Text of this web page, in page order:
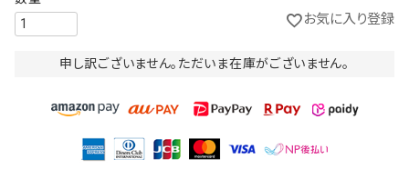
お気に入り登録
申し訳ございません。ただいま在庫がございません。